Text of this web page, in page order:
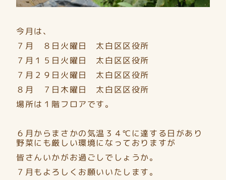
今月は、
７月 ８日火曜日 太白区区役所
７月１５日火曜日 太白区区役所
７月２９日火曜日 太白区区役所
８月 ７日木曜日 太白区区役所
場所は１階フロアです。
６月からまさかの気温３４℃に達する日があり
野菜にも厳しい環境になっておりますが
皆さんいかがお過ごしでしょうか。
７月もよろしくお願いいたします。